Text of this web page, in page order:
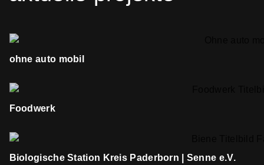
ohne auto mobil
Foodwerk
Biologische Station Kreis Paderborn | Senne e.V.